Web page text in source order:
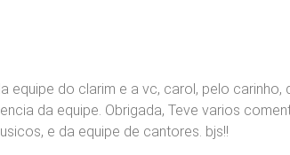
equipe do clarim e a vc, carol, pelo
da equipe. Obrigada, Teve varios
e da equipe de cantores. bjs!!